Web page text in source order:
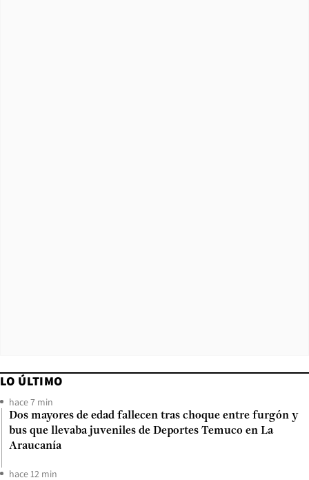
LO ÚLTIMO
hace 7 min
Dos mayores de edad fallecen tras choque entre furgón y
bus que llevaba juveniles de Deportes Temuco en La
Araucanía
hace 12 min